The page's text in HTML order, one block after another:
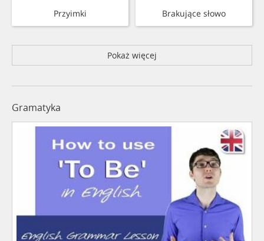
Przyimki Brakujące słowo
Pokaż więcej
Gramatyka